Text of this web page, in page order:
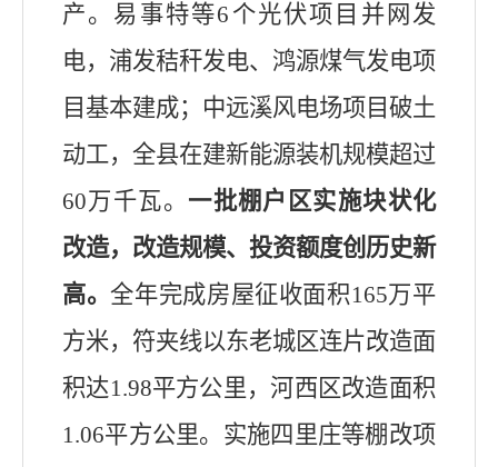
产。易事特等6 个光伏项目并网发
电，浦发秸秆发电、鸿源煤气发电项
目基本建成；中远溪风电场项目破土
动工，全县在建新能源装机规模超过
60万千瓦。 一批棚户区实施块状化
改造，改造规模、投资额度创历史新
高。全年完成房屋征收面积165万平
方米， 符夹线以东老城区连片改造面
积达1.98平方公里，河西区改造面积
1.06平方公里。实施四里庄等棚改项